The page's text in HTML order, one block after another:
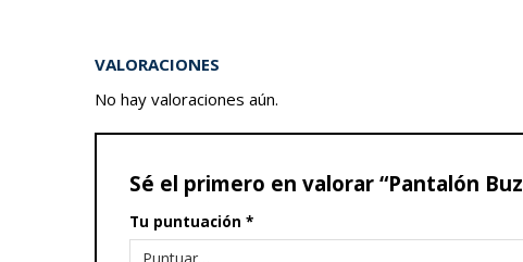
VALORACIONES
No hay valoraciones aún.
Sé el primero en valorar “Pantalón
Tu puntuación *